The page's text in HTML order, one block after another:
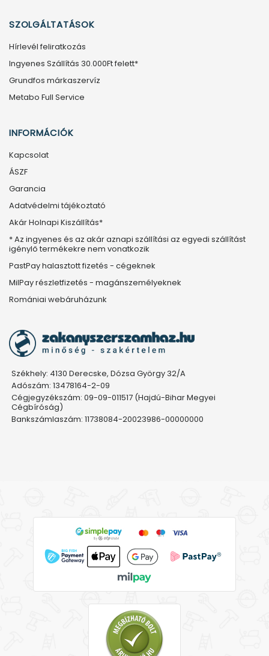
SZOLGÁLTATÁSOK
Hírlevél feliratkozás
Ingyenes Szállítás 30.000Ft felett*
Grundfos márkaszervíz
Metabo Full Service
INFORMÁCIÓK
Kapcsolat
ÁSZF
Garancia
Adatvédelmi tájékoztató
Akár Holnapi Kiszállítás*
* Az ingyenes és az akár aznapi szállítási az egyedi szállítást
igénylő termékekre nem vonatkozik
PastPay halasztott fizetés - cégeknek
MilPay részletfizetés - magánszemélyeknek
Romániai webáruházunk
Székhely: 4130 Derecske, Dózsa György 32/A
Adószám: 13478164-2-09
Cégjegyzékszám: 09-09-011517 (Hajdú-Bihar Megyei
Cégbíróság)
Bankszámlaszám: 11738084-20023986-00000000